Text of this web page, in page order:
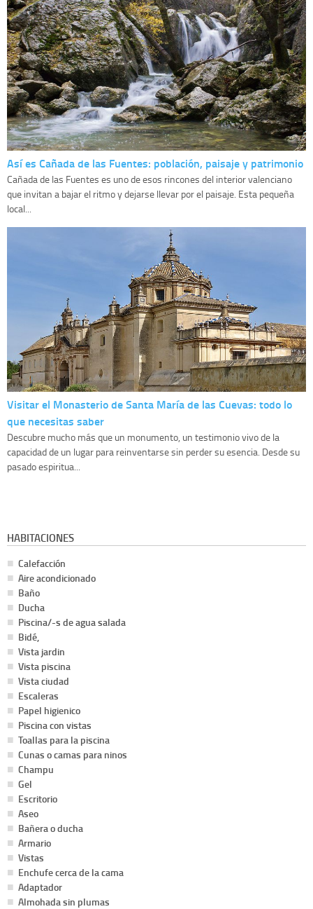
Así es Cañada de las Fuentes: población, paisaje y patrimonio
Cañada de las Fuentes es uno de esos rincones del interior valenciano
que invitan a bajar el ritmo y dejarse llevar por el paisaje. Esta pequeña
local...
Visitar el Monasterio de Santa María de las Cuevas: todo lo
que necesitas saber
Descubre mucho más que un monumento, un testimonio vivo de la
capacidad de un lugar para reinventarse sin perder su esencia. Desde su
pasado espiritua...
HABITACIONES
Calefacción
Aire acondicionado
Baño
Ducha
Piscina/-s de agua salada
Bidé,
Vista jardin
Vista piscina
Vista ciudad
Escaleras
Papel higienico
Piscina con vistas
Toallas para la piscina
Cunas o camas para ninos
Champu
Gel
Escritorio
Aseo
Bañera o ducha
Armario
Vistas
Enchufe cerca de la cama
Adaptador
Almohada sin plumas